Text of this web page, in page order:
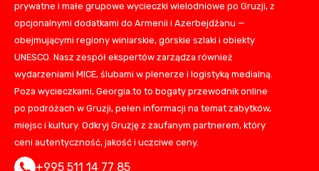
prywatne i małe grupowe wycieczki wielodniowe po Gruzji, z
opcjonalnymi dodatkami do Armenii i Azerbejdżanu —
obejmującymi regiony winiarskie, górskie szlaki i obiekty
UNESCO. Nasz zespół ekspertów zarządza również
wydarzeniami MICE, ślubami w plenerze i logistyką medialną.
Poza wycieczkami, Georgia.to to bogaty przewodnik online
po podróżach w Gruzji, pełen informacji na temat zabytków,
miejsc i kultury. Odkryj Gruzję z zaufanym partnerem, który
ceni autentyczność, jakość i uczciwe ceny.
+995 511 14 77 85